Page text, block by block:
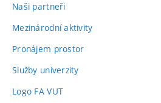
Naši partneři
Mezinárodní aktivity
Pronájem prostor
Služby univerzity
Logo FA VUT